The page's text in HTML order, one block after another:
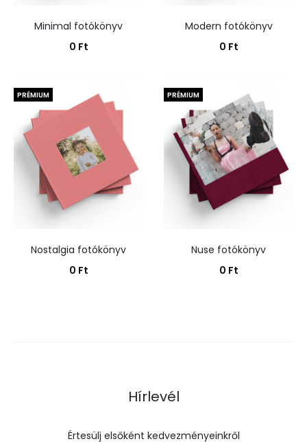
Minimal fotókönyv
0 Ft
Modern fotókönyv
0 Ft
PRÉMIUM
Nostalgia fotókönyv
0 Ft
PRÉMIUM
Nuse fotókönyv
0 Ft
Hírlevél
Értesülj elsőként kedvezményeinkről